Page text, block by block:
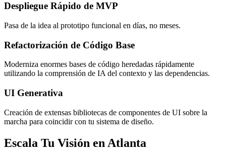
Despliegue Rápido de MVP
Pasa de la idea al prototipo funcional en días, no meses.
Refactorización de Código Base
Moderniza enormes bases de código heredadas rápidamente
utilizando la comprensión de IA del contexto y las dependencias.
UI Generativa
Creación de extensas bibliotecas de componentes de UI sobre la
marcha para coincidir con tu sistema de diseño.
Escala Tu Visión en Atlanta